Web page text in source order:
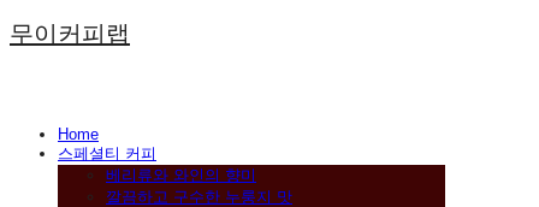
무이커피랩
Home
스페셜티 커피
베리류와 와인의 향미
깔끔하고 구수한 누룽지 맛